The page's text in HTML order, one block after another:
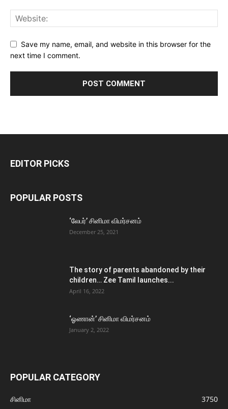
Save my name, email, and website in this browser for the
next time I comment.
EDITOR PICKS
POPULAR POSTS
‘லேபர்’ சினிமா விமர்சனம்
December 25, 2021
The story of parents abandoned by their
children… Zee Tamil launches...
April 16, 2022
‘ஓணான்’ சினிமா விமர்சனம்
January 2, 2022
POPULAR CATEGORY
சினிமா
3750